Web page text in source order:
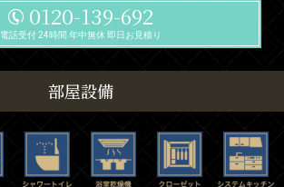
0120-139-692
電話受付 24時間 年中無休 即日お見積り
部屋設備